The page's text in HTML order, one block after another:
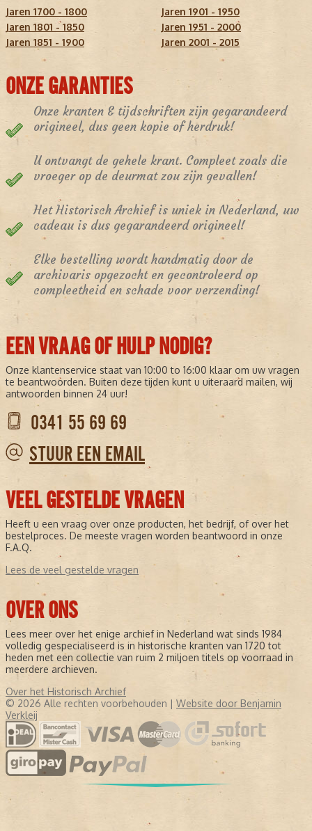
Jaren 1700 - 1800
Jaren 1801 - 1850
Jaren 1851 - 1900
Jaren 1901 - 1950
Jaren 1951 - 2000
Jaren 2001 - 2015
ONZE GARANTIES
Onze kranten & tijdschriften zijn gegarandeerd
origineel, dus geen kopie of herdruk!
U ontvangt de gehele krant. Compleet zoals die
vroeger op de deurmat zou zijn gevallen!
Het Historisch Archief is uniek in Nederland, uw
cadeau is dus gegarandeerd origineel!
Elke bestelling wordt handmatig door de
archivaris opgezocht en gecontroleerd op
compleetheid en schade voor verzending!
EEN VRAAG OF HULP NODIG?
Onze klantenservice staat van 10:00 to 16:00 klaar om uw vragen
te beantwoorden. Buiten deze tijden kunt u uiteraard mailen, wij
antwoorden binnen 24 uur!
0341 55 69 69
STUUR EEN EMAIL
VEEL GESTELDE VRAGEN
Heeft u een vraag over onze producten, het bedrijf, of over het
bestelproces. De meeste vragen worden beantwoord in onze
F.A.Q.
Lees de veel gestelde vragen
OVER ONS
Lees meer over het enige archief in Nederland wat sinds 1984
volledig gespecialiseerd is in historische kranten van 1720 tot
heden met een collectie van ruim 2 miljoen titels op voorraad in
meerdere archieven.
Over het Historisch Archief
© 2026 Alle rechten voorbehouden | Website door Benjamin
Verkleij